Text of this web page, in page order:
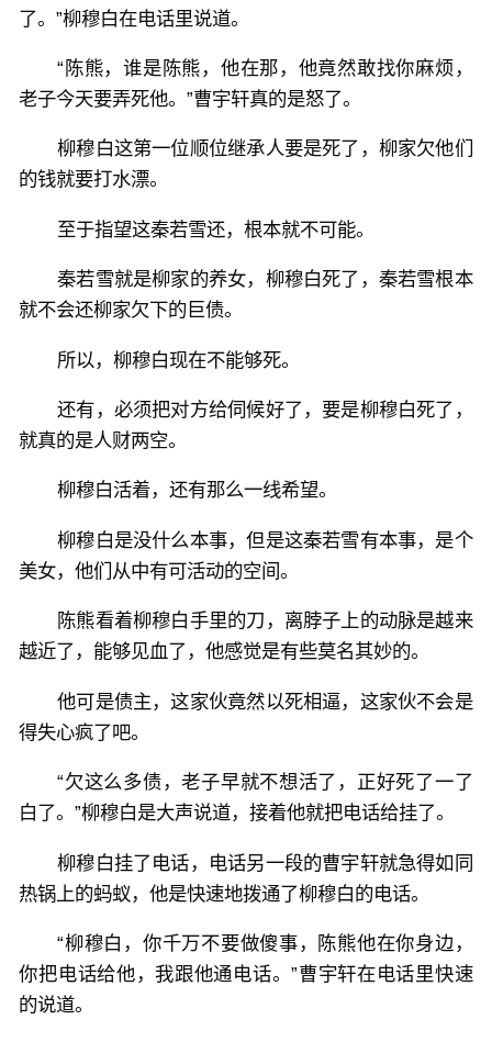
了。”柳穆白在电话里说道。
“陈熊，谁是陈熊，他在那，他竟然敢找你麻烦，
老子今天要弄死他。”曹宇轩真的是怒了。
柳穆白这第一位顺位继承人要是死了，柳家欠他们
的钱就要打水漂。
至于指望这秦若雪还，根本就不可能。
秦若雪就是柳家的养女，柳穆白死了，秦若雪根本
就不会还柳家欠下的巨债。
所以，柳穆白现在不能够死。
还有，必须把对方给伺候好了，要是柳穆白死了，
就真的是人财两空。
柳穆白活着，还有那么一线希望。
柳穆白是没什么本事，但是这秦若雪有本事，是个
美女，他们从中有可活动的空间。
陈熊看着柳穆白手里的刀，离脖子上的动脉是越来
越近了，能够见血了，他感觉是有些莫名其妙的。
他可是债主，这家伙竟然以死相逼，这家伙不会是
得失心疯了吧。
“欠这么多债，老子早就不想活了，正好死了一了
白了。”柳穆白是大声说道，接着他就把电话给挂了。
柳穆白挂了电话，电话另一段的曹宇轩就急得如同
热锅上的蚂蚁，他是快速地拨通了柳穆白的电话。
“柳穆白，你千万不要做傻事，陈熊他在你身边，
你把电话给他，我跟他通电话。”曹宇轩在电话里快速
的说道。